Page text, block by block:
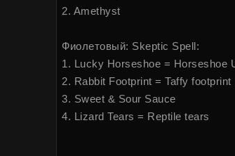
2. Amethyst
Фиолетовый: Skeptic Spell:
1. Lucky Horseshoe = Horseshoe
2. Rabbit Footprint = Taffy footprint
3. Sweet & Sour Sauce
4. Lizard Tears = Reptile tears